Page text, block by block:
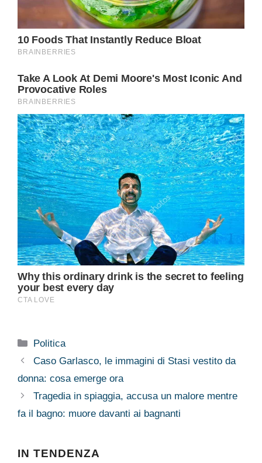
Categorie
Politica
Caso Garlasco, le immagini di Stasi vestito da
donna: cosa emerge ora
Tragedia in spiaggia, accusa un malore mentre
fa il bagno: muore davanti ai bagnanti
IN TENDENZA